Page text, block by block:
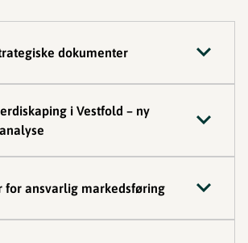
dokumenter
i Vestfold – ny
for ansvarlig markedsføring